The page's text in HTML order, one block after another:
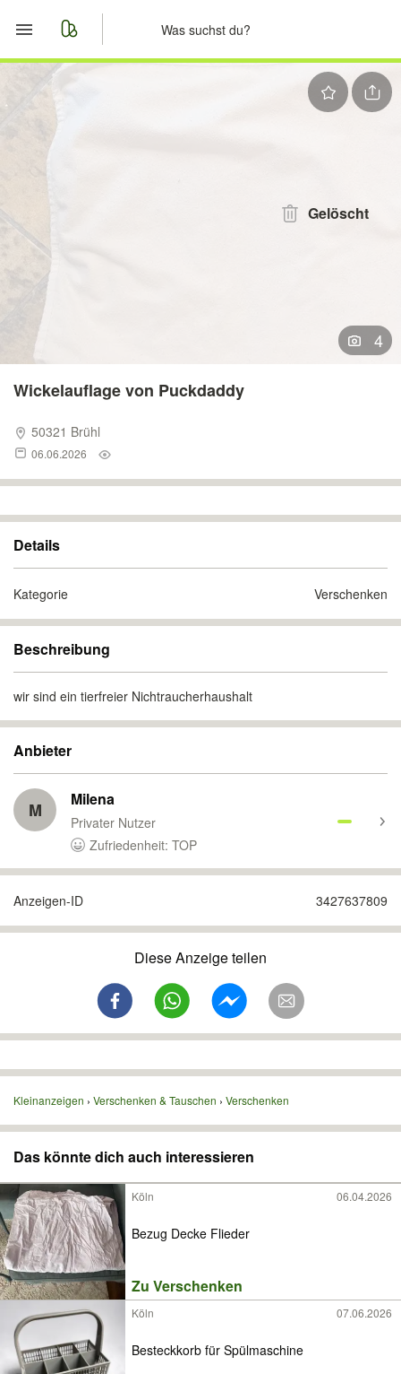
Start
Merkliste
Gelöscht
4
Wickelauflage von Puckdaddy
50321 Brühl
06.06.2026
Details
Kategorie Verschenken
Beschreibung
wir sind ein tierfreier Nichtraucherhaushalt
Anbieter
M Milena
Privater Nutzer
Zufriedenheit: TOP
Anzeigen-ID 3427637809
Diese Anzeige teilen
Kleinanzeigen Verschenken & Tauschen Verschenken
Das könnte dich auch interessieren
Köln 06.04.2026
Bezug Decke Flieder
Zu Verschenken
Köln 07.06.2026
Besteckkorb für Spülmaschine